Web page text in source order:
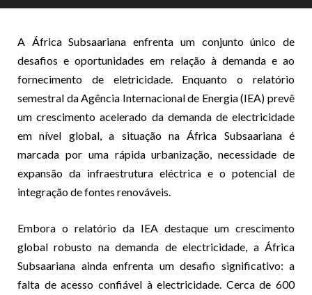
A África Subsaariana enfrenta um conjunto único de
desafios e oportunidades em relação à demanda e ao
fornecimento de eletricidade. Enquanto o relatório
semestral da Agência Internacional de Energia (IEA) prevê
um crescimento acelerado da demanda de electricidade
em nível global, a situação na África Subsaariana é
marcada por uma rápida urbanização, necessidade de
expansão da infraestrutura eléctrica e o potencial de
integração de fontes renováveis.
Embora o relatório da IEA destaque um crescimento
global robusto na demanda de electricidade, a África
Subsaariana ainda enfrenta um desafio significativo: a
falta de acesso confiável à electricidade. Cerca de 600